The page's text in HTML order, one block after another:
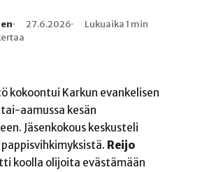
27.6.2026
Lukuaika 1 min
kokoontui Karkun evankelisen
aamussa kesän
Jäsenkokous keskusteli
Reijo
koolla olijoita evästämään